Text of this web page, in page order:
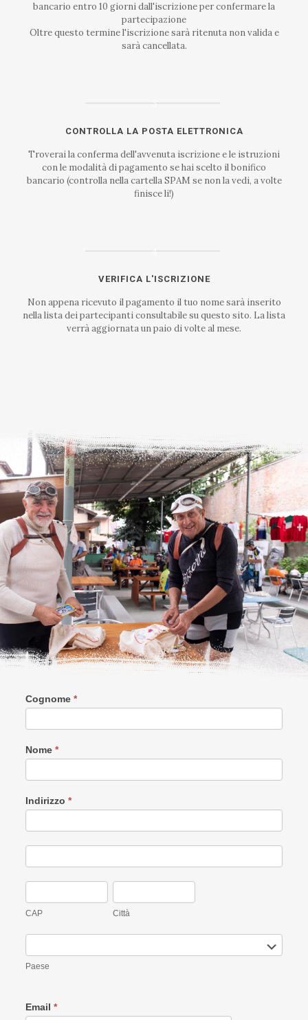
bancario entro 10 giorni dall'iscrizione per confermare la
partecipazione
Oltre questo termine l'iscrizione sarà ritenuta non valida e
sarà cancellata.
3
CONTROLLA LA POSTA ELETTRONICA
Troverai la conferma dell'avvenuta iscrizione e le istruzioni
con le modalità di pagamento se hai scelto il bonifico
bancario (controlla nella cartella SPAM se non la vedi, a volte
finisce li!)
4
VERIFICA L'ISCRIZIONE
Non appena ricevuto il pagamento il tuo nome sarà inserito
nella lista dei partecipanti consultabile su questo sito. La lista
verrà aggiornata un paio di volte al mese.
Iscrizione
alla
Cognome *
Nome *
Indirizzo *
CAP Città
Paese
Email *